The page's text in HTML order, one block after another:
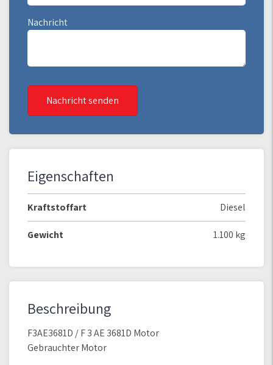
Nachricht
Nachricht senden
Eigenschaften
Kraftstoffart Diesel
Gewicht 1.100 kg
Beschreibung
F3AE3681D / F 3 AE 3681D Motor
Gebrauchter Motor